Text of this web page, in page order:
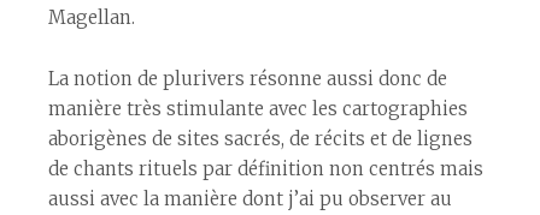
Magellan.
La notion de plurivers résonne aussi donc de
manière très stimulante avec les cartographies
aborigènes de sites sacrés, de récits et de lignes
de chants rituels par définition non centrés mais
aussi avec la manière dont j’ai pu observer au